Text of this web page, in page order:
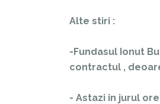
Alte stiri :
-Fundasul Ionut
contractul ,
- Astazi in jurul